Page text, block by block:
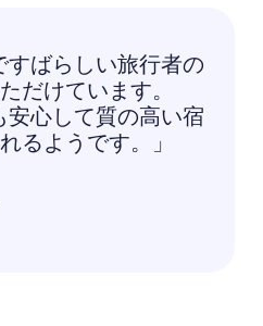
すばらしい旅行者の
だけています。
心して質の高い宿
るようです。」